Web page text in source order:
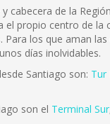
y cabecera de la
propio centro de
los que aman
días inolvidables.
Santiago son: Tur
son el Terminal Sur